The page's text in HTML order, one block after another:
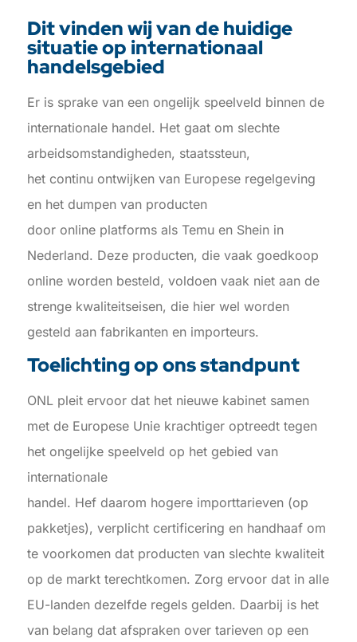
Dit vinden wij van dehuidige
situatie op internationaal
handelsgebied
Er is sprake van een ongelijk speelveld binnen de
internationale handel. Het gaat om slechte
arbeidsomstandigheden, staatssteun,
het continu ontwijken van Europese regelgeving
en het dumpen van producten
door online platforms als Temu en Shein in
Nederland. Deze producten, die vaak goedkoop
online worden besteld, voldoen vaak niet aan de
strenge kwaliteitseisen, die hier wel worden
gesteld aan fabrikanten en importeurs.
Toelichting op ons standpunt
ONL pleit ervoor dat het nieuwe kabinet samen
met de Europese Unie krachtiger optreedt tegen
het ongelijke speelveld op het gebied van
internationale
handel. Hef daarom hogere importtarieven (op
pakketjes), verplicht certificering en handhaaf om
te voorkomen dat producten van slechte kwaliteit
op de markt terechtkomen. Zorg ervoor dat in alle
EU-landen dezelfde regels gelden. Daarbij is het
van belang dat afspraken over tarieven op een